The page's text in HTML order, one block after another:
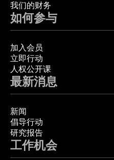
我们的财务
如何参与
加入会员
立即行动
人权公开课
最新消息
新闻
倡导行动
研究报告
工作机会